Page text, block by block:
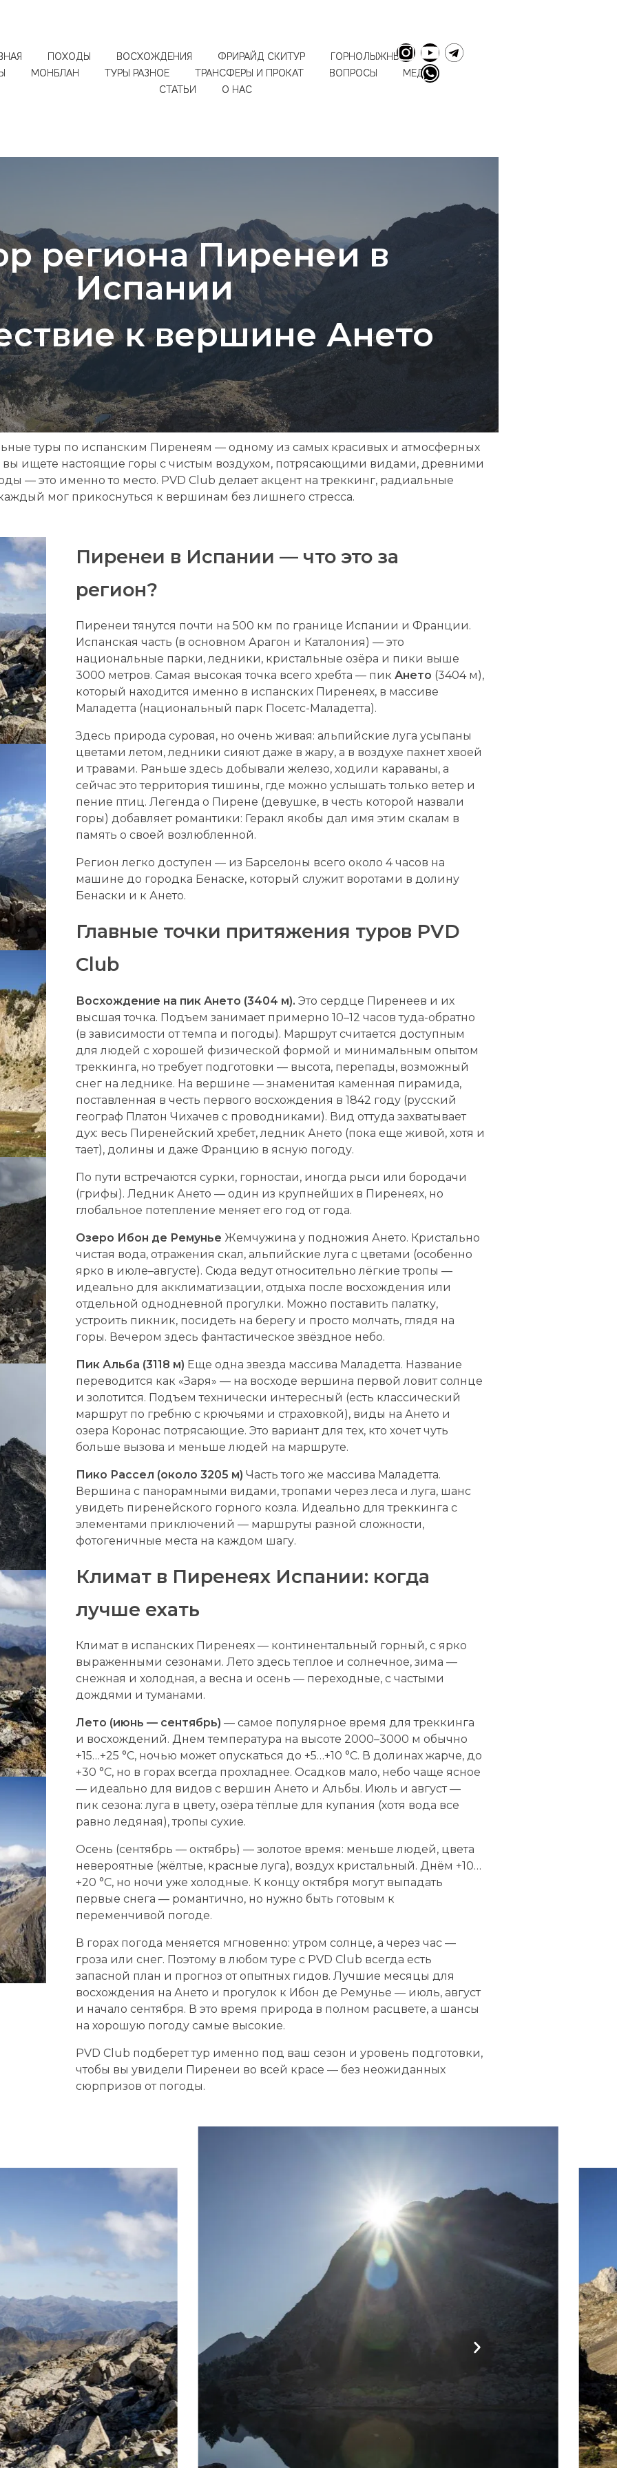
ПОХОДЫ ВОСХОЖДЕНИЯ ФРИРАЙД СКИТУР
ГОРНОЛЫЖНЫЕ
МОНБЛАН ТУРЫ РАЗНОЕ ТРАНСФЕРЫ И ПРОКАТ ВОПРОСЫ
МЕДИА
СТАТЬИ
О НАС
региона Пиренеи в
Испании
к вершине Ането
туры по испанским Пиренеям — одному из самых красивых и атмосферных
вы ищете настоящие горы с чистым воздухом, потрясающими видами, древними
— это именно то место. PVD Club делает акцент на треккинг, радиальные
мог прикоснуться к вершинам без лишнего стресса.
Пиренеи в Испании — что это за
регион?
Пиренеи тянутся почти на 500 км по границе Испании и Франции.
Испанская часть (в основном Арагон и Каталония) — это
национальные парки, ледники, кристальные озёра и пики выше
3000 метров. Самая высокая точка всего хребта — пик Ането (3404 м),
который находится именно в испанских Пиренеях, в массиве
Маладетта (национальный парк Посетс-Маладетта).
Здесь природа суровая, но очень живая: альпийские луга усыпаны
цветами летом, ледники сияют даже в жару, а в воздухе пахнет хвоей
и травами. Раньше здесь добывали железо, ходили караваны, а
сейчас это территория тишины, где можно услышать только ветер и
пение птиц. Легенда о Пирене (девушке, в честь которой назвали
горы) добавляет романтики: Геракл якобы дал имя этим скалам в
память о своей возлюбленной.
Регион легко доступен — из Барселоны всего около 4 часов на
машине до городка Бенаске, который служит воротами в долину
Бенаски и к Ането.
Главные точки притяжения туров PVD
Club
Восхождение на пик Ането (3404 м). Это сердце Пиренеев и их
высшая точка. Подъем занимает примерно 10–12 часов туда-обратно
(в зависимости от темпа и погоды). Маршрут считается доступным
для людей с хорошей физической формой и минимальным опытом
треккинга, но требует подготовки — высота, перепады, возможный
снег на леднике. На вершине — знаменитая каменная пирамида,
поставленная в честь первого восхождения в 1842 году (русский
географ Платон Чихачев с проводниками). Вид оттуда захватывает
дух: весь Пиренейский хребет, ледник Ането (пока еще живой, хотя и
тает), долины и даже Францию в ясную погоду.
По пути встречаются сурки, горностаи, иногда рыси или бородачи
(грифы). Ледник Ането — один из крупнейших в Пиренеях, но
глобальное потепление меняет его год от года.
Озеро Ибон де Ремунье Жемчужина у подножия Ането. Кристально
чистая вода, отражения скал, альпийские луга с цветами (особенно
ярко в июле–августе). Сюда ведут относительно лёгкие тропы —
идеально для акклиматизации, отдыха после восхождения или
отдельной однодневной прогулки. Можно поставить палатку,
устроить пикник, посидеть на берегу и просто молчать, глядя на
горы. Вечером здесь фантастическое звёздное небо.
Пик Альба (3118 м) Еще одна звезда массива Маладетта. Название
переводится как «Заря» — на восходе вершина первой ловит солнце
и золотится. Подъем технически интересный (есть классический
маршрут по гребню с крючьями и страховкой), виды на Ането и
озера Коронас потрясающие. Это вариант для тех, кто хочет чуть
больше вызова и меньше людей на маршруте.
Пико Рассел (около 3205 м) Часть того же массива Маладетта.
Вершина с панорамными видами, тропами через леса и луга, шанс
увидеть пиренейского горного козла. Идеально для треккинга с
элементами приключений — маршруты разной сложности,
фотогеничные места на каждом шагу.
Климат в Пиренеях Испании: когда
лучше ехать
Климат в испанских Пиренеях — континентальный горный, с ярко
выраженными сезонами. Лето здесь теплое и солнечное, зима —
снежная и холодная, а весна и осень — переходные, с частыми
дождями и туманами.
Лето (июнь — сентябрь) — самое популярное время для треккинга
и восхождений. Днем температура на высоте 2000–3000 м обычно
+15…+25 °C, ночью может опускаться до +5…+10 °C. В долинах жарче, до
+30 °C, но в горах всегда прохладнее. Осадков мало, небо чаще ясное
— идеально для видов с вершин Ането и Альбы. Июль и август —
пик сезона: луга в цвету, озёра тёплые для купания (хотя вода все
равно ледяная), тропы сухие.
Осень (сентябрь — октябрь) — золотое время: меньше людей, цвета
невероятные (жёлтые, красные луга), воздух кристальный. Днём +10…
+20 °C, но ночи уже холодные. К концу октября могут выпадать
первые снега — романтично, но нужно быть готовым к
переменчивой погоде.
В горах погода меняется мгновенно: утром солнце, а через час —
гроза или снег. Поэтому в любом туре с PVD Club всегда есть
запасной план и прогноз от опытных гидов. Лучшие месяцы для
восхождения на Ането и прогулок к Ибон де Ремунье — июль, август
и начало сентября. В это время природа в полном расцвете, а шансы
на хорошую погоду самые высокие.
PVD Club подберет тур именно под ваш сезон и уровень подготовки,
чтобы вы увидели Пиренеи во всей красе — без неожиданных
сюрпризов от погоды.